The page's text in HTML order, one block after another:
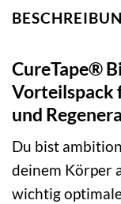
CureTape®
Vorteilspack
und
Du bist
deinem Körper
wichtig